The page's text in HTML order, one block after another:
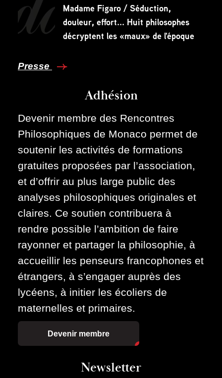
Madame Figaro / Séduction,
douleur, effort... Huit philosophes
décryptent les «maux» de l'époque
Presse
Adhésion
Devenir membre des Rencontres
Philosophiques de Monaco permet de
soutenir les activités de formations
gratuites proposées par l’association,
et d’offrir au plus large public des
analyses philosophiques originales et
claires. Ce soutien contribuera à
rendre possible l’ambition de faire
rayonner et partager la philosophie, à
accueillir les penseurs francophones et
étrangers, à s’engager auprès des
lycéens, à initier les écoliers de
maternelles et primaires.
Devenir membre
Newsletter